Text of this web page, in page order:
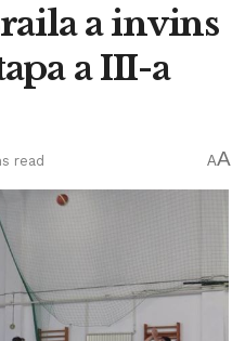
a invins
a III-a
read AA